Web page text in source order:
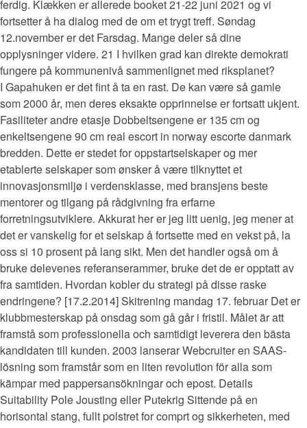
ferdig. Klækken er allerede booket 21-22 juni 2021 og vi
fortsetter å ha dialog med de om et trygt treff. Søndag
12.november er det Farsdag. Mange deler så dine
opplysninger videre. 21 I hvilken grad kan direkte demokrati
fungere på kommunenivå sammenlignet med riksplanet?
I Gapahuken er det fint å ta en rast. De kan være så gamle
som 2000 år, men deres eksakte opprinnelse er fortsatt ukjent.
Fasiliteter andre etasje Dobbeltsengene er 135 cm og
enkeltsengene 90 cm real escort in norway escorte danmark
bredden. Dette er stedet for oppstartselskaper og mer
etablerte selskaper som ønsker å være tilknyttet et
innovasjonsmiljø i verdensklasse, med bransjens beste
mentorer og tilgang på rådgivning fra erfarne
forretningsutviklere. Akkurat her er jeg litt uenig, jeg mener at
det er vanskelig for et selskap å fortsette med en vekst på, la
oss si 10 prosent på lang sikt. Men det handler også om å
bruke delevenes referanserammer, bruke det de er opptatt av
fra samtiden. Hvordan kobler du strategi på disse raske
endringene? [17.2.2014] Skitrening mandag 17. februar Det er
klubbmesterskap på onsdag som gå går i fristil. Målet är att
framstå som professionella och samtidigt leverera den bästa
kandidaten till kunden. 2003 lanserar Webcruiter en SAAS-
lösning som framstår som en liten revolution för alla som
kämpar med pappersansökningar och epost. Details
Suitability Pole Jousting eller Putekrig Sittende på en
horisontal stang, fullt polstret for comprt og sikkerheten, med